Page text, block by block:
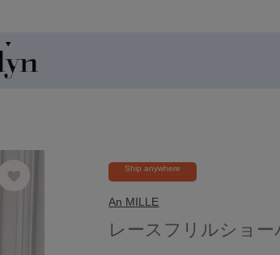
Ship anywhere
An MILLE
レースフリルショー